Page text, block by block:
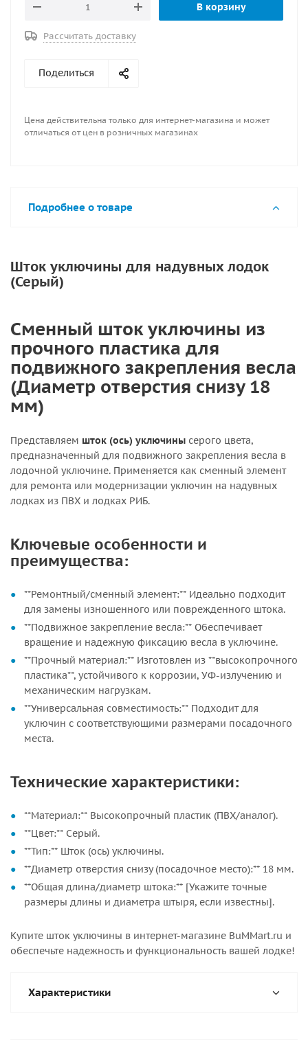
В корзину
Рассчитать доставку
Поделиться
Цена действительна только для интернет-магазина и может
отличаться от цен в розничных магазинах
Подробнее о товаре
Шток уключины для надувных лодок
(Серый)
Сменный шток уключины из
прочного пластика для
подвижного закрепления весла
(Диаметр отверстия снизу 18
мм)
Представляем шток (ось) уключины серого цвета,
предназначенный для подвижного закрепления весла в
лодочной уключине. Применяется как сменный элемент
для ремонта или модернизации уключин на надувных
лодках из ПВХ и лодках РИБ.
Ключевые особенности и
преимущества:
**Ремонтный/сменный элемент:** Идеально подходит
для замены изношенного или поврежденного штока.
**Подвижное закрепление весла:** Обеспечивает
вращение и надежную фиксацию весла в уключине.
**Прочный материал:** Изготовлен из **высокопрочного
пластика**, устойчивого к коррозии, УФ-излучению и
механическим нагрузкам.
**Универсальная совместимость:** Подходит для
уключин с соответствующими размерами посадочного
места.
Технические характеристики:
**Материал:** Высокопрочный пластик (ПВХ/аналог).
**Цвет:** Серый.
**Тип:** Шток (ось) уключины.
**Диаметр отверстия снизу (посадочное место):** 18 мм.
**Общая длина/диаметр штока:** [Укажите точные
размеры длины и диаметра штыря, если известны].
Купите шток уключины в интернет-магазине BuMMart.ru и
обеспечьте надежность и функциональность вашей лодке!
Характеристики